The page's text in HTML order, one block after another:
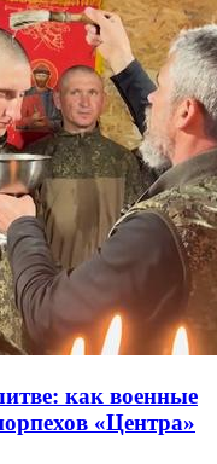
как военные
«Центра»